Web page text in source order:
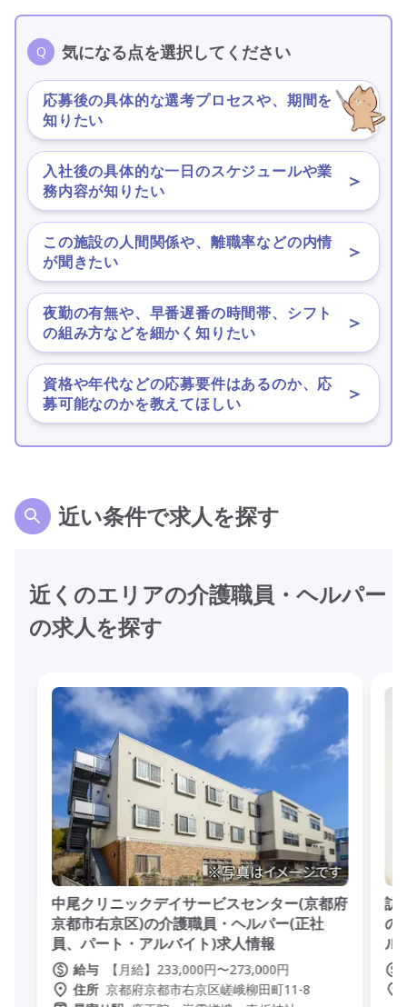
気になる点を選択してください
応募後の具体的な選考プロセスや、期間を
知りたい
＞
入社後の具体的な一日のスケジュールや業
務内容が知りたい
＞
この施設の人間関係や、離職率などの内情
が聞きたい
＞
夜勤の有無や、早番遅番の時間帯、シフト
の組み方などを細かく知りたい
＞
資格や年代などの応募要件はあるのか、応
募可能なのかを教えてほしい
＞
近い条件で求人を探す
近くのエリアの介護職員・ヘルパー
の求人を探す
中尾クリニックデイサービスセンター(京都府
京都市右京区)の介護職員・ヘルパー(正社
員、パート・アルバイト)求人情報
給与
【月給】233,000円〜273,000円
住所 京都府京都市右京区嵯峨柳田町11-8
訪
の
ル